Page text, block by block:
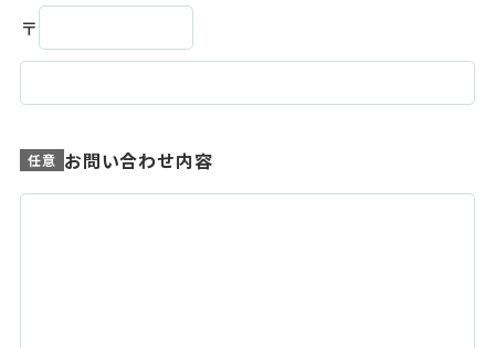
〒
任意 お問い合わせ内容